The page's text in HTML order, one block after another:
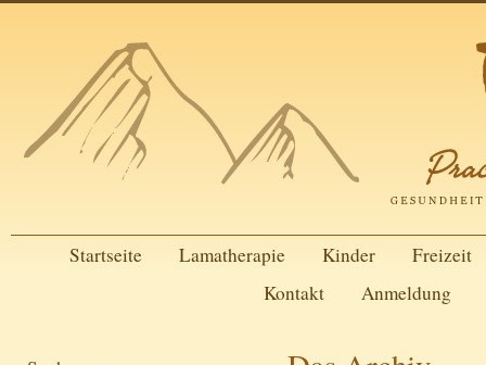
Startseite Lamatherapie Kinder
Freizeit
Kontakt
Anmeldung